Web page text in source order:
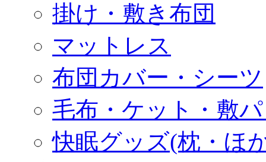
掛け・敷き布団
マットレス
布団カバー・シーツ
毛布・ケット・敷
快眠グッズ(枕・ほ